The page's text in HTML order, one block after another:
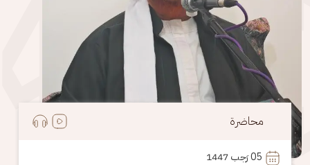
محاضرة
05 رَجب 1447